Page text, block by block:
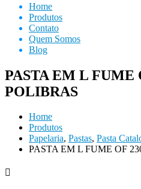
Home
Produtos
Contato
Quem Somos
Blog
PASTA EM L FUME
POLIBRAS
Home
Produtos
Papelaria, Pastas, Pasta
PASTA EM L FUME OF